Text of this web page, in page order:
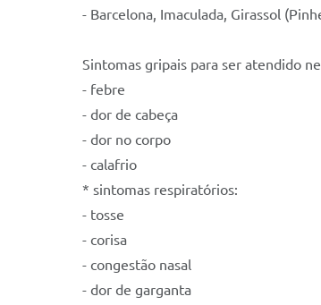
- Barcelona, Imaculada, Girassol
Sintomas gripais para ser atendido
- febre
- dor de cabeça
- dor no corpo
- calafrio
* sintomas respiratórios:
- tosse
- corisa
- congestão nasal
- dor de garganta